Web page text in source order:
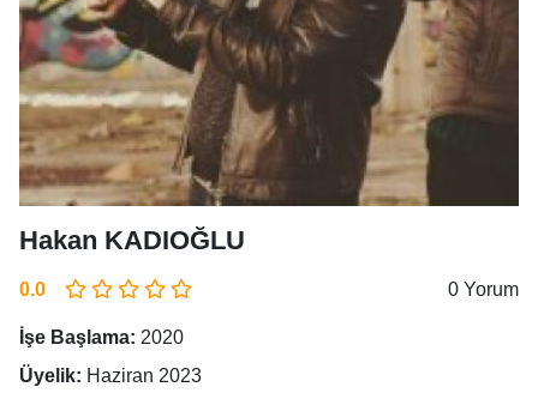
Hakan KADIOĞLU
0.0 0 Yorum
İşe Başlama: 2020
Üyelik: Haziran 2023